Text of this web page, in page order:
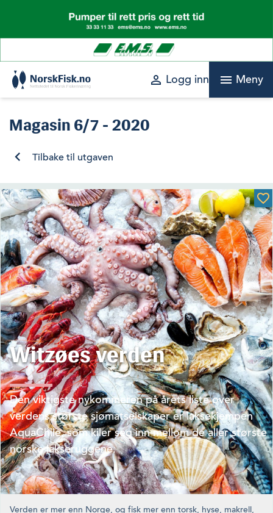
content
perm_identity Logg inn menu Meny
Magasin 6/7 - 2020
Tilbake til utgaven
Witzøes verden
Den viktigste nykommeren på årets liste over
verdens største sjømatselskaper er laksekjempen
AquaChile, som kiler seg inn mellom de aller største
norske lakseruggene.
Verden er mer enn Norge, og fisk mer enn torsk, hyse, makrell,